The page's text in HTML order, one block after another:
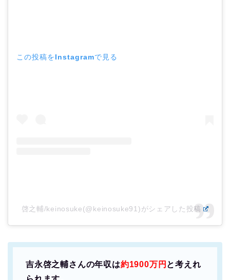
この投稿をInstagramで見る
啓之輔/keinosuke(@keinosuke91)がシェアした投稿
吉永啓之輔さんの年収は約1900万円 と考えれ